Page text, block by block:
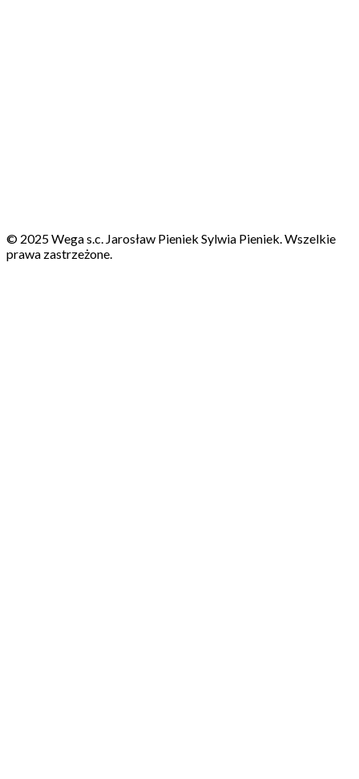
© 2025 Wega s.c. Jarosław Pieniek Sylwia Pieniek. Wszelkie
prawa zastrzeżone.